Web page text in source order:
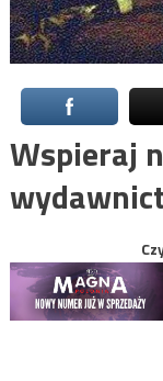
Wspieraj